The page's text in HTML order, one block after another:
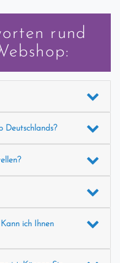
rund
Deutschlands?
ich Ihnen